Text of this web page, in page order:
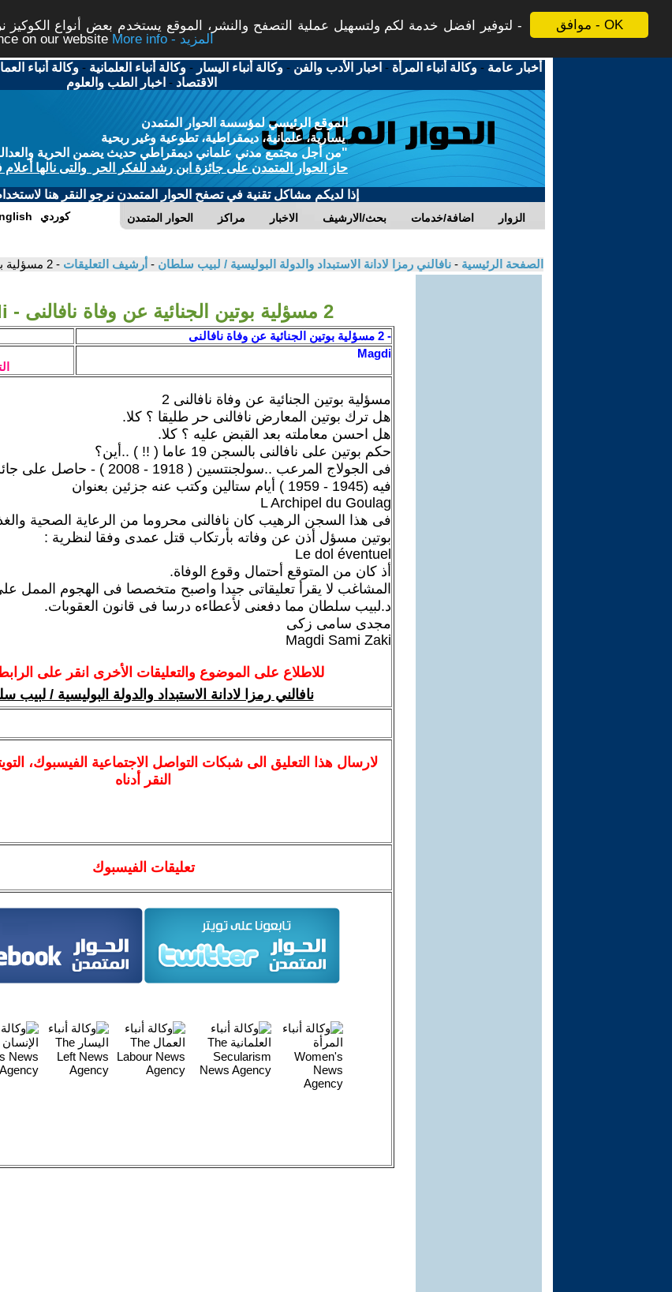
موافق - OK
لتوفير افضل خدمة لكم ولتسهيل عملية التصفح والنشر، الموقع يستخدم بعض أنواع
on our website
More info - المزيد
أخبار عامة -وكالة أنباء المرأة - اخبار الأدب والفن -وكالة أنباء اليسار -وكالة أنباء العلمانية -وكالة أنباء
الاقتصاد - اخبار الطب والعلوم
الموقع الرئيسي لمؤسسة الحوار المتمدن
يسارية، علمانية، ديمقراطية، تطوعية وغير ربحية
"من أجل مجتمع مدني علماني ديمقراطي حديث يضمن الحرية والعدالة
حاز الحوار المتمدن على جائزة ابن رشد للفكر الحر والتى نالها أعلام
إذا لديكم مشاكل تقنية في تصفح الحوار المتمدن نرجو النقر هنا
الحوار المتمدن مراكز الاخبار بحث/الارشيف اضافة/خدمات الزوار كوردي
الصفحة الرئيسية - نافالني رمزا لادانة الاستبداد والدولة البوليسية / لبيب سلطان - أرشيف التعليقات - 2 مسؤلية بوتين الجنائية عن وفاة نافالنى - Magdi
2 مسؤلية بوتين الجنائية عن وفاة نافالنى - Magdi
- 2 مسؤلية بوتين الجنائية عن وفاة نافالنى
Magdi
مسؤلية بوتين الجنائية عن وفاة نافالنى 2
هل ترك بوتين المعارض نافالنى حر طليقا ؟ كلا.
هل احسن معاملته بعد القبض عليه ؟ كلا.
حكم بوتين على نافالنى بالسجن 19 عاما ( !! ) ..أين؟
فى الجولاج المرعب ..سولجنتسين ( 1918
فيه (1945 - 1959 ) أيام ستالين وكتب عنه جزئين بعنوان
L Archipel du Goulag
فى هذا السجن الرهيب كان نافالنى محروما من الرعاية الصحية
بوتين مسؤل أذن عن وفاته بأرتكاب قتل عمدى وفقا لنظرية :
Le dol éventuel
أذ كان من المتوقع أحتمال وقوع الوفاة.
المشاغب لا يقرأ تعليقاتى جيدا واصبح متخصصا فى الهجوم الممل
د.لبيب سلطان مما دفعنى لأعطاءه درسا فى قانون العقوبات.
مجدى سامى زكى
Magdi Sami Zaki
للاطلاع على الموضوع والتعليقات الأخرى انقر على
نافالني رمزا لادانة الاستبداد والدولة البوليسية / لبيب
لارسالهذا التعليق الى شبكات التواصل الاجتماعية الفيسبوك،
النقر أدناه
تعليقات الفيسبوك